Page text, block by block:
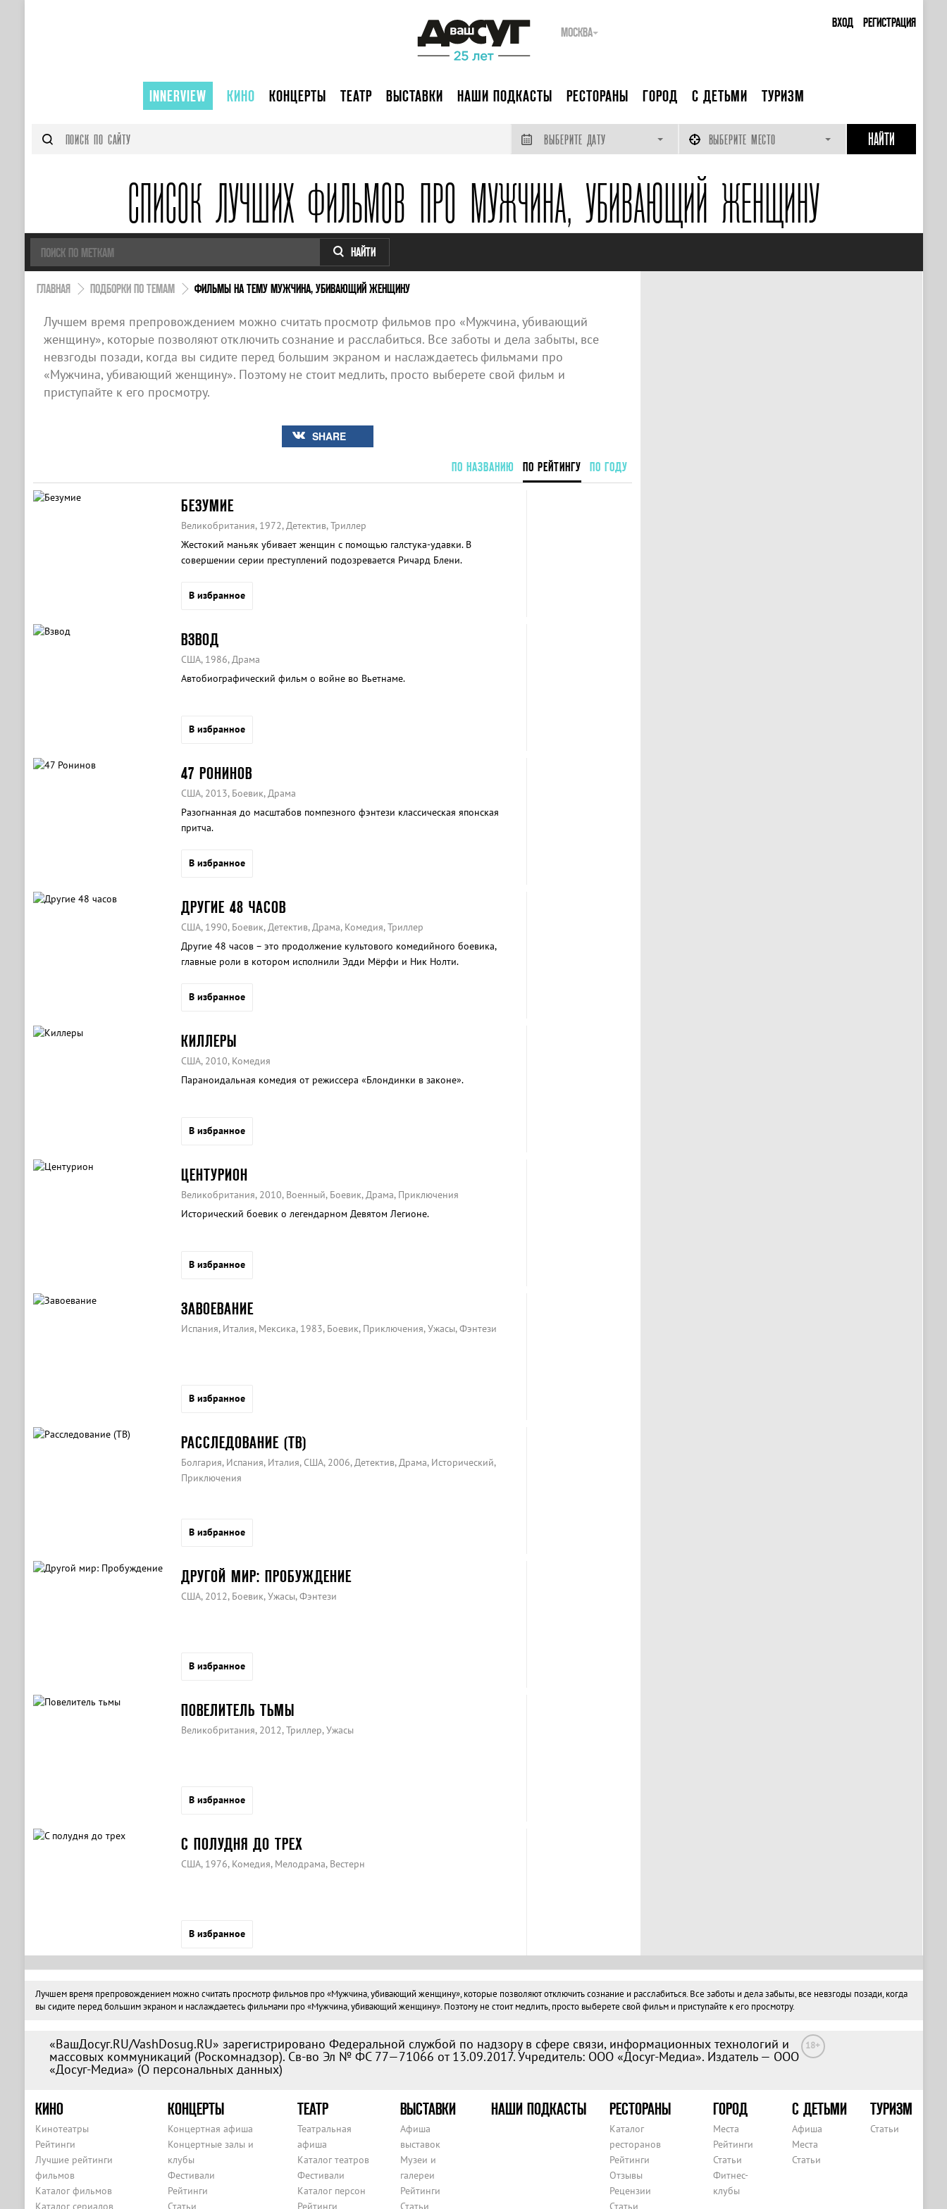
ВХОД РЕГИСТРАЦИЯ
МОСКВА
INNERVIEW КИНО КОНЦЕРТЫ ТЕАТР ВЫСТАВКИ НАШИ ПОДКАСТЫ РЕСТОРАНЫ ГОРОД С ДЕТЬМИ ТУРИЗМ
ВЫБЕРИТЕ ДАТУ ВЫБЕРИТЕ МЕСТО
СПИСОК ЛУЧШИХ ФИЛЬМОВ ПРО МУЖЧИНА, УБИВАЮЩИЙ ЖЕНЩИНУ
НАЙТИ
ГЛАВНАЯ ПОДБОРКИ ПО ТЕМАМ ФИЛЬМЫ НА ТЕМУ МУЖЧИНА, УБИВАЮЩИЙ ЖЕНЩИНУ
Лучшем время препровождением можно считать просмотр фильмов про «Мужчина, убивающий
женщину», которые позволяют отключить сознание и расслабиться. Все заботы и дела забыты, все
невзгоды позади, когда вы сидите перед большим экраном и наслаждаетесь фильмами про
«Мужчина, убивающий женщину». Поэтому не стоит медлить, просто выберете свой фильм и
приступайте к его просмотру.
SHARE
ПО НАЗВАНИЮ ПО РЕЙТИНГУ ПО ГОДУ
БЕЗУМИЕ
Великобритания, 1972, Детектив, Триллер
Жестокий маньяк убивает женщин с помощью галстука-удавки. В
совершении серии преступлений подозревается Ричард Блени.
В избранное
ВЗВОД
США, 1986, Драма
Автобиографический фильм о войне во Вьетнаме.
В избранное
47 РОНИНОВ
США, 2013, Боевик, Драма
Разогнанная до масштабов помпезного фэнтези классическая японская
притча.
В избранное
ДРУГИЕ 48 ЧАСОВ
США, 1990, Боевик, Детектив, Драма, Комедия, Триллер
Другие 48 часов – это продолжение культового комедийного боевика,
главные роли в котором исполнили Эдди Мёрфи и Ник Нолти.
В избранное
КИЛЛЕРЫ
США, 2010, Комедия
Параноидальная комедия от режиссера «Блондинки в законе».
В избранное
ЦЕНТУРИОН
Великобритания, 2010, Военный, Боевик, Драма, Приключения
Исторический боевик о легендарном Девятом Легионе.
В избранное
ЗАВОЕВАНИЕ
Испания, Италия, Мексика, 1983, Боевик, Приключения, Ужасы, Фэнтези
В избранное
РАССЛЕДОВАНИЕ (ТВ)
Болгария, Испания, Италия, США, 2006, Детектив, Драма, Исторический,
Приключения
В избранное
ДРУГОЙ МИР: ПРОБУЖДЕНИЕ
США, 2012, Боевик, Ужасы, Фэнтези
В избранное
ПОВЕЛИТЕЛЬ ТЬМЫ
Великобритания, 2012, Триллер, Ужасы
В избранное
С ПОЛУДНЯ ДО ТРЕХ
США, 1976, Комедия, Мелодрама, Вестерн
В избранное
Лучшем время препровождением можно считать просмотр фильмов про «Мужчина, убивающий женщину», которые позволяют отключить сознание и расслабиться. Все заботы и дела забыты, все невзгоды позади, когда
вы сидите перед большим экраном и наслаждаетесь фильмами про «Мужчина, убивающий женщину». Поэтому не стоит медлить, просто выберете свой фильм и приступайте к его просмотру.
«ВашДосуг.RU/VashDosug.RU» зарегистрировано Федеральной службой по надзору в сфере связи, информационных технологий и
массовых коммуникаций (Роскомнадзор). Св-во Эл № ФС 77—71066 от 13.09.2017. Учредитель: ООО «Досуг-Медиа». Издатель — ООО
«Досуг-Медиа» (О персональных данных)
18+
КИНО
Кинотеатры
Рейтинги
Лучшие рейтинги
фильмов
Каталог фильмов
Каталог сериалов
КОНЦЕРТЫ
Концертная афиша
Концертные залы и
клубы
Фестивали
Рейтинги
Статьи
ТЕАТР
Театральная
афиша
Каталог театров
Фестивали
Каталог персон
Рейтинги
ВЫСТАВКИ
Афиша
выставок
Музеи и
галереи
Рейтинги
Статьи
НАШИ ПОДКАСТЫ РЕСТОРАНЫ
Каталог
ресторанов
Рейтинги
Отзывы
Рецензии
Статьи
ГОРОД
Места
Рейтинги
Статьи
Фитнес-
клубы
С ДЕТЬМИ
Афиша
Места
Статьи
ТУРИЗМ
Статьи